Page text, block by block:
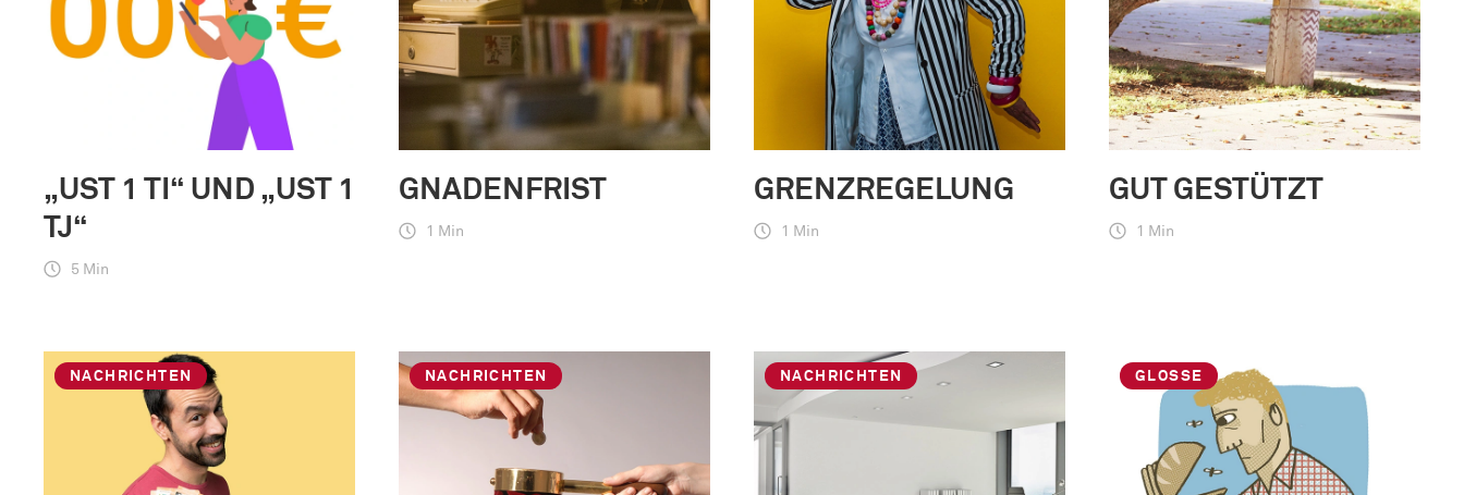
„UST 1 TI“ UND „UST 1
TJ“
5 Min
GNADENFRIST
1 Min
GRENZREGELUNG
1 Min
GUT GESTÜTZT
1 Min
NACHRICHTEN NACHRICHTEN NACHRICHTEN GLOSSE